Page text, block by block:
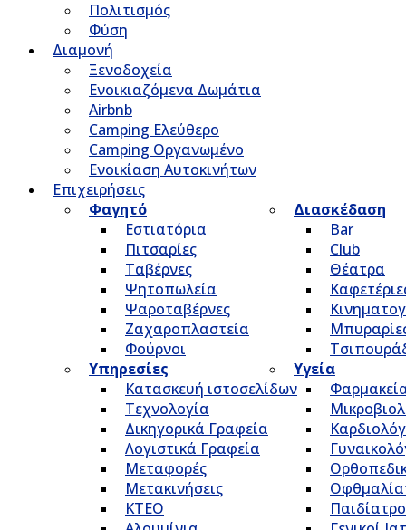
Πολιτισμός
Φύση
Διαμονή
Ξενοδοχεία
Ενοικιαζόμενα Δωμάτια
Airbnb
Camping Ελεύθερο
Camping Οργανωμένο
Ενοικίαση Αυτοκινήτων
Επιχειρήσεις
Φαγητό
Εστιατόρια
Πιτσαρίες
Ταβέρνες
Ψητοπωλεία
Ψαροταβέρνες
Ζαχαροπλαστεία
Φούρνοι
Διασκέδαση
Bar
Club
Θέατρα
Υπηρεσίες
Κατασκευή ιστοσελίδων
Τεχνολογία
Δικηγορικά Γραφεία
Λογιστικά Γραφεία
Μεταφορές
Μετακινήσεις
ΚΤΕΟ
Υγεία